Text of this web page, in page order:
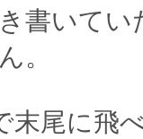
書いて
。
末尾に